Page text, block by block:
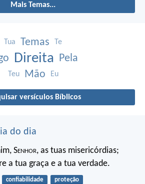
Mais Temas...
Tua Temas Te
Direita Pela
Teu Mão Eu
versículos Bíblicos
do dia
Senhor, as tuas misericórdias;
a tua graça e a tua verdade.
confiabilidade proteção